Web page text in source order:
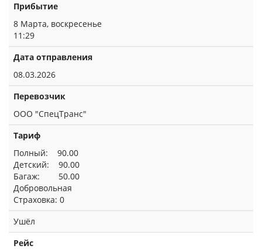
Прибытие
8 Марта, воскресенье
11:29
Дата отправления
08.03.2026
Перевозчик
ООО "СпецТранс"
Тариф
Полный: 90.00
Детский: 90.00
Багаж: 50.00
Добровольная
Страховка: 0
Ушёл
Рейс